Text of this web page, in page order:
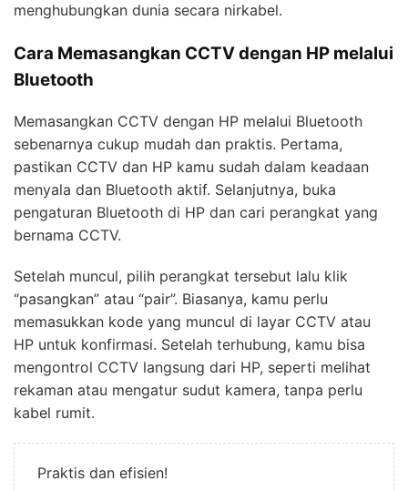
menghubungkan dunia secara nirkabel.
Cara Memasangkan CCTV dengan HP melalui
Bluetooth
Memasangkan CCTV dengan HP melalui Bluetooth
sebenarnya cukup mudah dan praktis. Pertama,
pastikan CCTV dan HP kamu sudah dalam keadaan
menyala dan Bluetooth aktif. Selanjutnya, buka
pengaturan Bluetooth di HP dan cari perangkat yang
bernama CCTV.
Setelah muncul, pilih perangkat tersebut lalu klik
“pasangkan” atau “pair”. Biasanya, kamu perlu
memasukkan kode yang muncul di layar CCTV atau
HP untuk konfirmasi. Setelah terhubung, kamu bisa
mengontrol CCTV langsung dari HP, seperti melihat
rekaman atau mengatur sudut kamera, tanpa perlu
kabel rumit.
Praktis dan efisien!